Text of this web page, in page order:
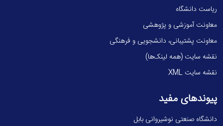
ریاست دانشگاه
معاونت آموزشی و پژوهشی
معاونت پشتیبانی، دانشجویی و فرهنگی
نقشه سایت (همه لینک‌ها)
نقشه سایت XML
پیوندهای مفید
دانشگاه صنعتی نوشیروانی بابل